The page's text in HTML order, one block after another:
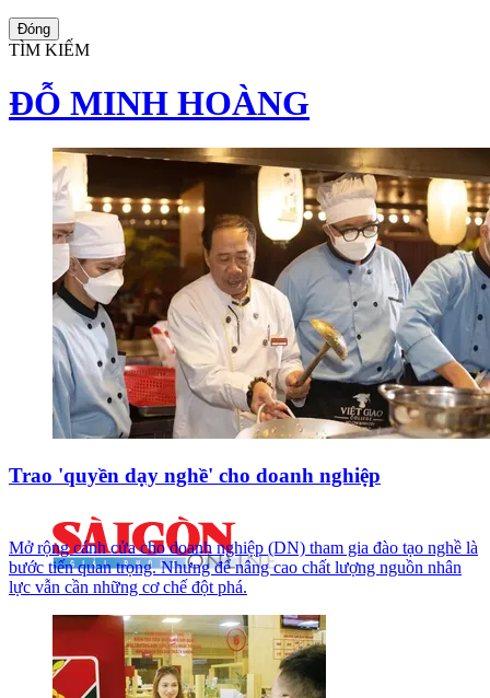
Đóng
TÌM KIẾM
ĐỖ MINH HOÀNG
Trao 'quyền dạy nghề' cho doanh nghiệp
Mở rộng cánh cửa cho doanh nghiệp (DN) tham gia đào tạo nghề là
bước tiến quan trọng. Nhưng để nâng cao chất lượng nguồn nhân
lực vẫn cần những cơ chế đột phá.